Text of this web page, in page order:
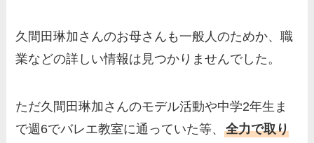
久間田琳加さんのお母さんも一般人のためか、職
業などの詳しい情報は見つかりませんでした。
ただ久間田琳加さんのモデル活動や中学2年生ま
で週6でバレエ教室に通っていた等、全力で取り